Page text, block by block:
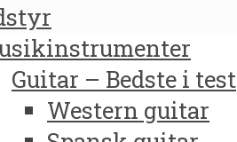
Guitar – Bedste i test
Western guitar